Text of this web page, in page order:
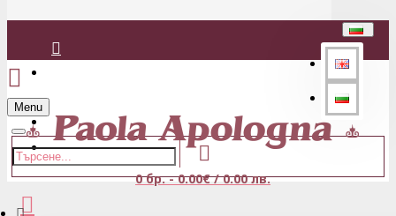
Регистрация
Menu
0 бр. - 0.00€ / 0.00 лв.